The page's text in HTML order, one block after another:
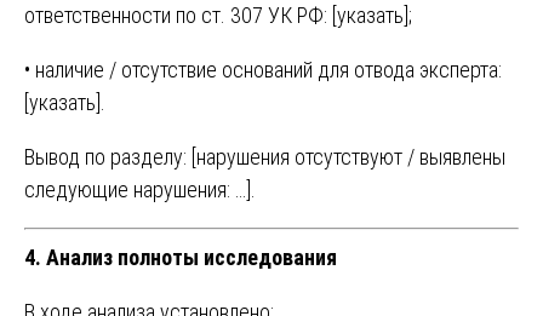
ответственности по ст. 307 УК РФ: [указать];
• наличие / отсутствие оснований для отвода эксперта:
[указать].
Вывод по разделу: [нарушения отсутствуют / выявлены
следующие нарушения: …].
4. Анализ полноты исследования